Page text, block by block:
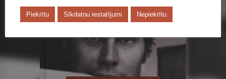
Piekrītu Sīkdatņu iestatījumi Nepiekrītu